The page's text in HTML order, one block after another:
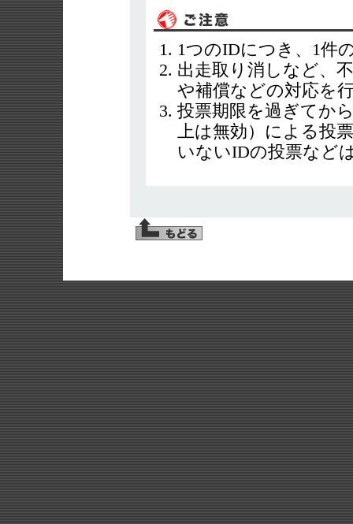
1つのIDにつき、1件
出走取り消しなど、
や補償などの対応を
投票期限を過ぎてか
上は無効）による投
いないIDの投票など